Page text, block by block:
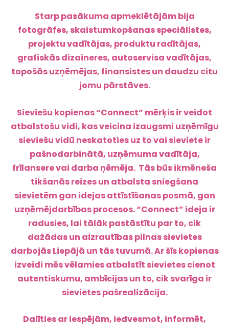
Starp pasākuma apmeklētājām bija
fotogrāfes, skaistumkopšanas speciālistes,
projektu vadītājas, produktu radītājas,
grafiskās dizaineres, autoservisa vadītājas,
topošās uzņēmējas, finansistes un daudzu citu
jomu pārstāves.
Sieviešu kopienas “Connect” mērķis ir veidot
atbalstošu vidi, kas veicina izaugsmi uzņēmīgu
sieviešu vidū neskatoties uz to vai sieviete ir
pašnodarbinātā, uzņēmuma vadītāja,
frīlansere vai darba ņēmēja. Tās būs ikmēneša
tikšanās reizes un atbalsta sniegšana
sievietēm gan idejas attīstīšanas posmā, gan
uzņēmējdarbības procesos. “Connect” ideja ir
radusies, lai tālāk pastāstītu par to, cik
dažādas un aizrautības pilnas sievietes
darbojās Liepājā un tās tuvumā. Ar šīs kopienas
izveidi mēs vēlamies atbalstīt sievietes cienot
autentiskumu, ambīcijas un to, cik svarīga ir
sievietes pašrealizācija.
Dalīties ar iespējām, iedvesmot, informēt,